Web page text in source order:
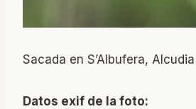
Sacada en S’Albufera,
Datos exif de la foto: